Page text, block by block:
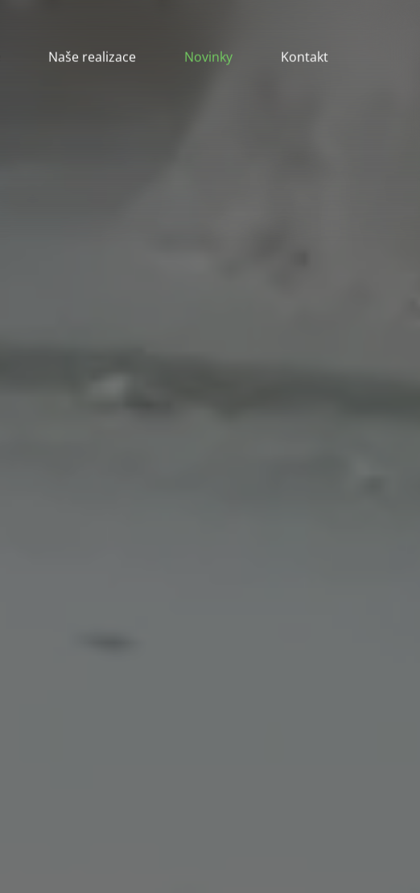
Naše realizace Novinky Kontakt